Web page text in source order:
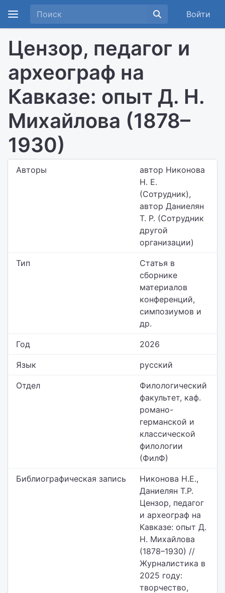
Войти
Цензор, педагог и
археограф на
Кавказе: опыт Д. Н.
Михайлова (1878–
1930)
Авторы
автор Никонова
Н. Е.
(Сотрудник),
автор Даниелян
Т. Р. (Сотрудник
другой
организации)
Тип
Статья в
сборнике
материалов
конференций,
симпозиумов и
др.
Год 2026
Язык русский
Отдел
Филологический
факультет, каф.
романо-
германской и
классической
филологии
(ФилФ)
Библиографическая запись
Никонова Н.Е.,
Даниелян Т.Р.
Цензор, педагог
и археограф на
Кавказе: опыт Д.
Н. Михайлова
(1878–1930) //
Журналистика в
2025 году:
творчество,